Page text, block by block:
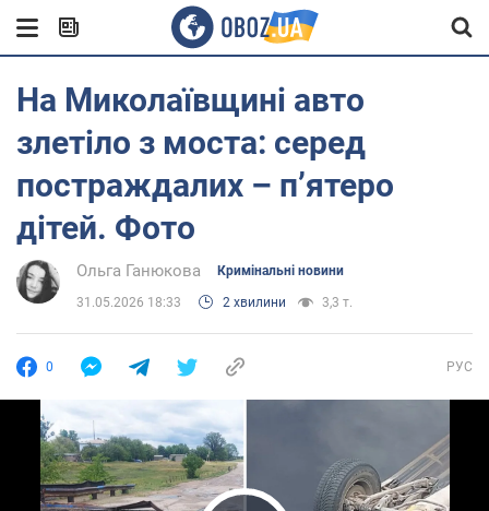
На Миколаївщині авто
злетіло з моста: серед
постраждалих – пʼятеро
дітей. Фото
Ольга Ганюкова Кримінальні новини
31.05.2026 18:33 2 хвилини 3,3 т.
0 РУС